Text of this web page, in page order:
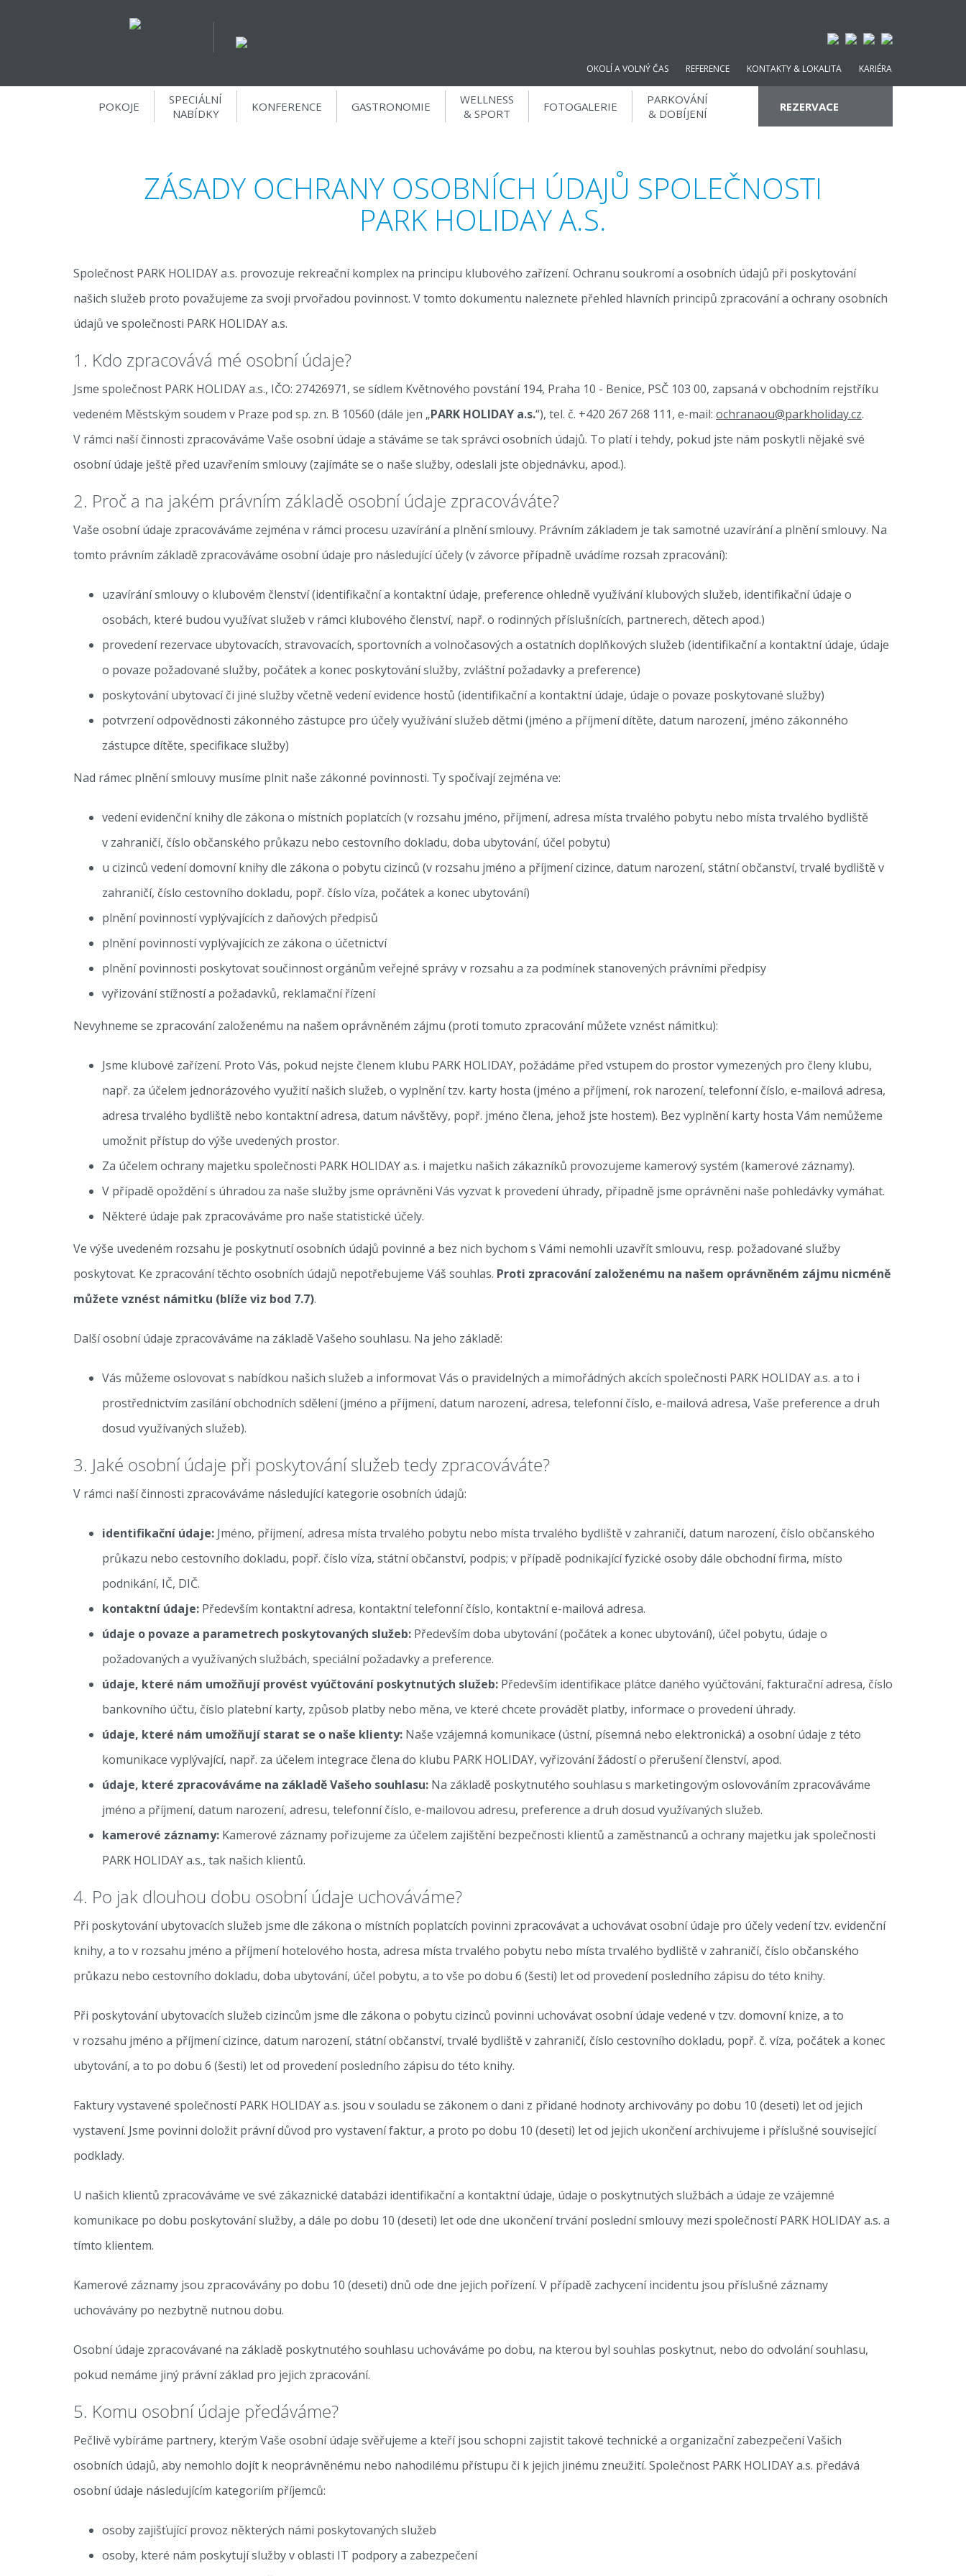
OKOLÍ A VOLNÝ ČAS REFERENCE KONTAKTY & LOKALITA KARIÉRA
POKOJE
SPECIÁLNÍ
NABÍDKY
KONFERENCE GASTRONOMIE
WELLNESS
& SPORT
FOTOGALERIE
PARKOVÁNÍ
& DOBÍJENÍ
REZERVACE
STRÁNKÁCH
Za rezervaci přes naše stránky nebo email
procedury během Vašemu pobytu.
ZÁSADY OCHRANY OSOBNÍCH ÚDAJŮ SPOLEČNOSTI
PARK HOLIDAY A.S.
Společnost PARK HOLIDAY a.s. provozuje rekreační komplex na principu klubového zařízení. Ochranu soukromí a osobních údajů při poskytování
našich služeb proto považujeme za svoji prvořadou povinnost. V tomto dokumentu naleznete přehled hlavních principů zpracování a ochrany osobních
údajů ve společnosti PARK HOLIDAY a.s.
1. Kdo zpracovává mé osobní údaje?
Jsme společnost PARK HOLIDAY a.s., IČO: 27426971, se sídlem Květnového povstání 194, Praha 10 - Benice, PSČ 103 00, zapsaná v obchodním rejstříku
vedeném Městským soudem v Praze pod sp. zn. B 10560 (dále jen „PARK HOLIDAY a.s.“), tel. č. +420 267 268 111, e-mail: ochranaou@parkholiday.cz.
V rámci naší činnosti zpracováváme Vaše osobní údaje a stáváme se tak správci osobních údajů. To platí i tehdy, pokud jste nám poskytli nějaké své
osobní údaje ještě před uzavřením smlouvy (zajímáte se o naše služby, odeslali jste objednávku, apod.).
2. Proč a na jakém právním základě osobní údaje zpracováváte?
Vaše osobní údaje zpracováváme zejména v rámci procesu uzavírání a plnění smlouvy. Právním základem je tak samotné uzavírání a plnění smlouvy. Na
tomto právním základě zpracováváme osobní údaje pro následující účely (v závorce případně uvádíme rozsah zpracování):
uzavírání smlouvy o klubovém členství (identifikační a kontaktní údaje, preference ohledně využívání klubových služeb, identifikační údaje o
osobách, které budou využívat služeb v rámci klubového členství, např. o rodinných příslušnících, partnerech, dětech apod.)
provedení rezervace ubytovacích, stravovacích, sportovních a volnočasových a ostatních doplňkových služeb (identifikační a kontaktní údaje, údaje
o povaze požadované služby, počátek a konec poskytování služby, zvláštní požadavky a preference)
poskytování ubytovací či jiné služby včetně vedení evidence hostů (identifikační a kontaktní údaje, údaje o povaze poskytované služby)
potvrzení odpovědnosti zákonného zástupce pro účely využívání služeb dětmi (jméno a příjmení dítěte, datum narození, jméno zákonného
zástupce dítěte, specifikace služby)
Nad rámec plnění smlouvy musíme plnit naše zákonné povinnosti. Ty spočívají zejména ve:
vedení evidenční knihy dle zákona o místních poplatcích (v rozsahu jméno, příjmení, adresa místa trvalého pobytu nebo místa trvalého bydliště
v zahraničí, číslo občanského průkazu nebo cestovního dokladu, doba ubytování, účel pobytu)
u cizinců vedení domovní knihy dle zákona o pobytu cizinců (v rozsahu jméno a příjmení cizince, datum narození, státní občanství, trvalé bydliště v
zahraničí, číslo cestovního dokladu, popř. číslo víza, počátek a konec ubytování)
plnění povinností vyplývajících z daňových předpisů
plnění povinností vyplývajících ze zákona o účetnictví
plnění povinnosti poskytovat součinnost orgánům veřejné správy v rozsahu a za podmínek stanovených právními předpisy
vyřizování stížností a požadavků, reklamační řízení
Nevyhneme se zpracování založenému na našem oprávněném zájmu (proti tomuto zpracování můžete vznést námitku):
Jsme klubové zařízení. Proto Vás, pokud nejste členem klubu PARK HOLIDAY, požádáme před vstupem do prostor vymezených pro členy klubu,
např. za účelem jednorázového využití našich služeb, o vyplnění tzv. karty hosta (jméno a příjmení, rok narození, telefonní číslo, e-mailová adresa,
adresa trvalého bydliště nebo kontaktní adresa, datum návštěvy, popř. jméno člena, jehož jste hostem). Bez vyplnění karty hosta Vám nemůžeme
umožnit přístup do výše uvedených prostor.
Za účelem ochrany majetku společnosti PARK HOLIDAY a.s. i majetku našich zákazníků provozujeme kamerový systém (kamerové záznamy).
V případě opoždění s úhradou za naše služby jsme oprávněni Vás vyzvat k provedení úhrady, případně jsme oprávněni naše pohledávky vymáhat.
Některé údaje pak zpracováváme pro naše statistické účely.
Ve výše uvedeném rozsahu je poskytnutí osobních údajů povinné a bez nich bychom s Vámi nemohli uzavřít smlouvu, resp. požadované služby
poskytovat. Ke zpracování těchto osobních údajů nepotřebujeme Váš souhlas. Proti zpracování založenému na našem oprávněném zájmu nicméně
můžete vznést námitku (blíže viz bod 7.7).
Další osobní údaje zpracováváme na základě Vašeho souhlasu. Na jeho základě:
Vás můžeme oslovovat s nabídkou našich služeb a informovat Vás o pravidelných a mimořádných akcích společnosti PARK HOLIDAY a.s. a to i
prostřednictvím zasílání obchodních sdělení (jméno a příjmení, datum narození, adresa, telefonní číslo, e-mailová adresa, Vaše preference a druh
dosud využívaných služeb).
3. Jaké osobní údaje při poskytování služeb tedy zpracováváte?
V rámci naší činnosti zpracováváme následující kategorie osobních údajů:
identifikační údaje: Jméno, příjmení, adresa místa trvalého pobytu nebo místa trvalého bydliště v zahraničí, datum narození, číslo občanského
průkazu nebo cestovního dokladu, popř. číslo víza, státní občanství, podpis; v případě podnikající fyzické osoby dále obchodní firma, místo
podnikání, IČ, DIČ.
kontaktní údaje: Především kontaktní adresa, kontaktní telefonní číslo, kontaktní e-mailová adresa.
údaje o povaze a parametrech poskytovaných služeb: Především doba ubytování (počátek a konec ubytování), účel pobytu, údaje o
požadovaných a využívaných službách, speciální požadavky a preference.
údaje, které nám umožňují provést vyúčtování poskytnutých služeb: Především identifikace plátce daného vyúčtování, fakturační adresa, číslo
bankovního účtu, číslo platební karty, způsob platby nebo měna, ve které chcete provádět platby, informace o provedení úhrady.
údaje, které nám umožňují starat se o naše klienty: Naše vzájemná komunikace (ústní, písemná nebo elektronická) a osobní údaje z této
komunikace vyplývající, např. za účelem integrace člena do klubu PARK HOLIDAY, vyřizování žádostí o přerušení členství, apod.
údaje, které zpracováváme na základě Vašeho souhlasu: Na základě poskytnutého souhlasu s marketingovým oslovováním zpracováváme
jméno a příjmení, datum narození, adresu, telefonní číslo, e-mailovou adresu, preference a druh dosud využívaných služeb.
kamerové záznamy: Kamerové záznamy pořizujeme za účelem zajištění bezpečnosti klientů a zaměstnanců a ochrany majetku jak společnosti
PARK HOLIDAY a.s., tak našich klientů.
4. Po jak dlouhou dobu osobní údaje uchováváme?
Při poskytování ubytovacích služeb jsme dle zákona o místních poplatcích povinni zpracovávat a uchovávat osobní údaje pro účely vedení tzv. evidenční
knihy, a to v rozsahu jméno a příjmení hotelového hosta, adresa místa trvalého pobytu nebo místa trvalého bydliště v zahraničí, číslo občanského
průkazu nebo cestovního dokladu, doba ubytování, účel pobytu, a to vše po dobu 6 (šesti) let od provedení posledního zápisu do této knihy.
Při poskytování ubytovacích služeb cizincům jsme dle zákona o pobytu cizinců povinni uchovávat osobní údaje vedené v tzv. domovní knize, a to
v rozsahu jméno a příjmení cizince, datum narození, státní občanství, trvalé bydliště v zahraničí, číslo cestovního dokladu, popř. č. víza, počátek a konec
ubytování, a to po dobu 6 (šesti) let od provedení posledního zápisu do této knihy.
Faktury vystavené společností PARK HOLIDAY a.s. jsou v souladu se zákonem o dani z přidané hodnoty archivovány po dobu 10 (deseti) let od jejich
vystavení. Jsme povinni doložit právní důvod pro vystavení faktur, a proto po dobu 10 (deseti) let od jejich ukončení archivujeme i příslušné související
podklady.
U našich klientů zpracováváme ve své zákaznické databázi identifikační a kontaktní údaje, údaje o poskytnutých službách a údaje ze vzájemné
komunikace po dobu poskytování služby, a dále po dobu 10 (deseti) let ode dne ukončení trvání poslední smlouvy mezi společností PARK HOLIDAY a.s. a
tímto klientem.
Kamerové záznamy jsou zpracovávány po dobu 10 (deseti) dnů ode dne jejich pořízení. V případě zachycení incidentu jsou příslušné záznamy
uchovávány po nezbytně nutnou dobu.
Osobní údaje zpracovávané na základě poskytnutého souhlasu uchováváme po dobu, na kterou byl souhlas poskytnut, nebo do odvolání souhlasu,
pokud nemáme jiný právní základ pro jejich zpracování.
5. Komu osobní údaje předáváme?
Pečlivě vybíráme partnery, kterým Vaše osobní údaje svěřujeme a kteří jsou schopni zajistit takové technické a organizační zabezpečení Vašich
osobních údajů, aby nemohlo dojít k neoprávněnému nebo nahodilému přístupu či k jejich jinému zneužití. Společnost PARK HOLIDAY a.s. předává
osobní údaje následujícím kategoriím příjemců:
osoby zajišťující provoz některých námi poskytovaných služeb
osoby, které nám poskytují služby v oblasti IT podpory a zabezpečení